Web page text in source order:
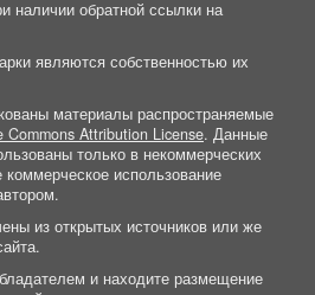
наличии обратной ссылки на
являются собственностью их
материалы распространяемые
Commons Attribution License. Данные
только в некоммерческих
использование
из открытых источников или же
и находите размещение